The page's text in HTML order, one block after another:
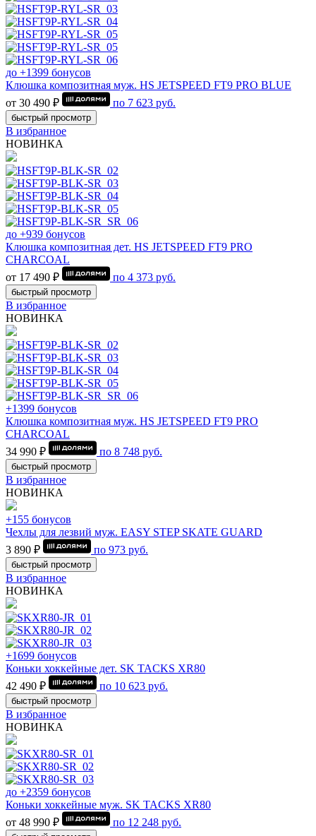
до +1399 бонусов
Клюшка композитная муж. HS JETSPEED FT9 PRO BLUE
от 30 490 ₽
по 7 623 руб.
быстрый просмотр
В избранное
НОВИНКА
до +939 бонусов
Клюшка композитная дет. HS JETSPEED FT9 PRO
CHARCOAL
от 17 490 ₽
по 4 373 руб.
быстрый просмотр
В избранное
НОВИНКА
+1399 бонусов
Клюшка композитная муж. HS JETSPEED FT9 PRO
CHARCOAL
34 990 ₽
по 8 748 руб.
быстрый просмотр
В избранное
НОВИНКА
+155 бонусов
Чехлы для лезвий муж. EASY STEP SKATE GUARD
3 890 ₽
по 973 руб.
быстрый просмотр
В избранное
НОВИНКА
+1699 бонусов
Коньки хоккейные дет. SK TACKS XR80
42 490 ₽
по 10 623 руб.
быстрый просмотр
В избранное
НОВИНКА
до +2359 бонусов
Коньки хоккейные муж. SK TACKS XR80
от 48 990 ₽
по 12 248 руб.